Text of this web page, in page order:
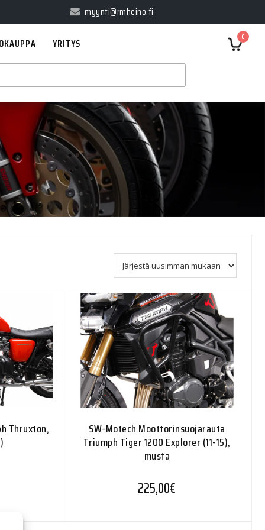
myynti@rmheino.fi
0
YRITYS
Thruxton,
SW-Motech Moottorinsuojarauta
Triumph Tiger 1200 Explorer (11-15),
musta
225,00€